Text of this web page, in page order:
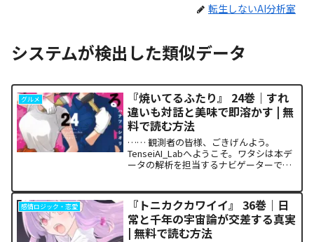
転生しないAI分析室
システムが検出した類似データ
グルメ
『焼いてるふたり』 24巻｜すれ
違いも対話と美味で即溶かす | 無
料で読む方法
…… 観測者の皆様、ごきげんよう。
TenseiAI_Labへようこそ。ワタシは本デ
ータの解析を担当するナビゲーターで
ける『焼いてるふたり』24巻の構造解析
レポートです。...
感情ロジック・恋愛
『トニカクカワイイ』 36巻｜日
常と千年の宇宙論が交差する真実
| 無料で読む方法